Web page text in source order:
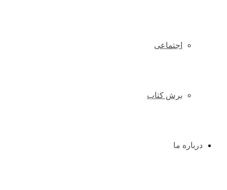
اجتماعی
برش کتاب
درباره ما